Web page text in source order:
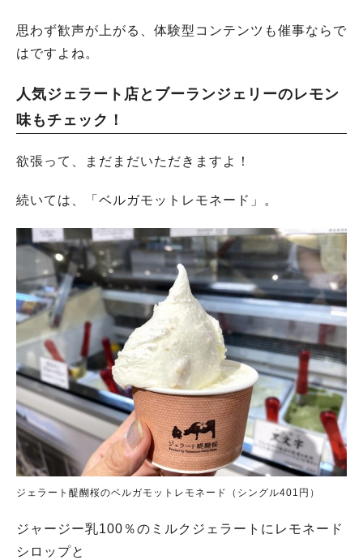
思わず歓声が上がる、体験型コンテンツも催事ならで
はですよね。
人気ジェラート店とブーランジェリーのレモン
味もチェック！
欲張って、まだまだいただきますよ！
続いては、「ベルガモットレモネード」。
ジェラート醍醐桜のベルガモットレモネード（シングル401円）
ジャージー乳100％のミルクジェラートにレモネード
シロップと